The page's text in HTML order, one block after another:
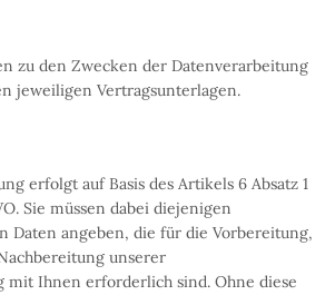
zu den Zwecken der Datenverarbeitung
jeweiligen Vertragsunterlagen.
erfolgt auf Basis des Artikels 6 Absatz 1
Sie müssen dabei diejenigen
Daten angeben, die für die Vorbereitung,
unserer
mit Ihnen erforderlich sind. Ohne diese